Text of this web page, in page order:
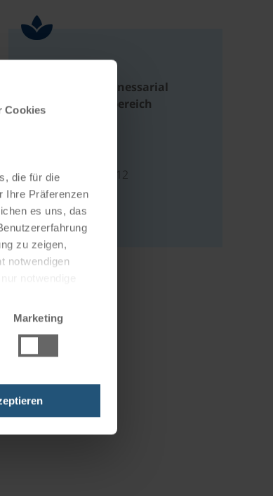
Cookies
die für die
Ihre Präferenzen
es uns, das
zu zeigen,
notwendigen
Marketing
großzügiges Wellnessarial
inklusive Saunabereich
Devrientstraße 10-12
01067 Dresden
Deutschland